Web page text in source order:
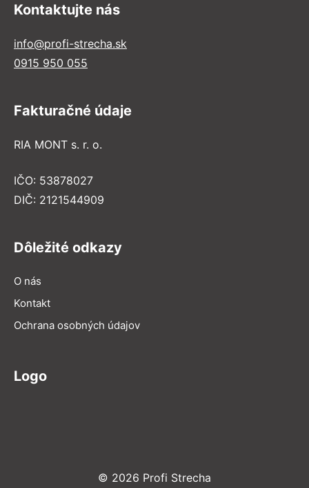
Kontaktujte nás
info@profi-strecha.sk
0915 950 055
Fakturačné údaje
RIA MONT s. r. o.
IČO: 53878027
DIČ: 2121544909
Dôležité odkazy
O nás
Kontakt
Ochrana osobných údajov
Logo
© 2026 Profi Strecha